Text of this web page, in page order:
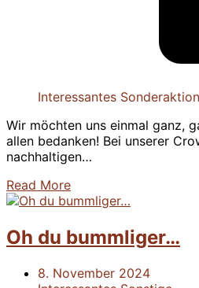
Interessantes
Wir möchten uns einmal ganz,
allen bedanken! Bei unserer
nachhaltigen…
Read More
Oh du bummliger…
8. November 2024